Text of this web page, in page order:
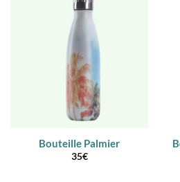
Bouteille Palmier
35€